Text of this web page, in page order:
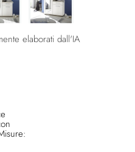
elaborati dall'IA